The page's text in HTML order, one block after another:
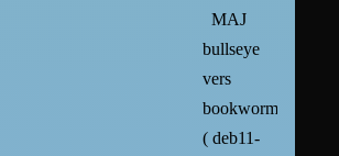
MAJ
bullseye
vers
bookworm
( deb11-